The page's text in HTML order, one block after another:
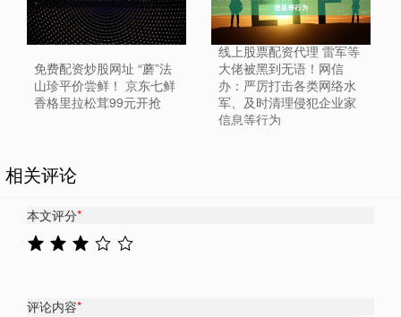
免费配资炒股网址 “蘑”法
山珍平价尝鲜！ 京东七鲜
香格里拉松茸99元开抢
线上股票配资代理 雷军等
大佬被黑到无语！网信
办：严厉打击各类网络水
军、及时清理侵犯企业家
信息等行为
相关评论
本文评分*
评论内容*